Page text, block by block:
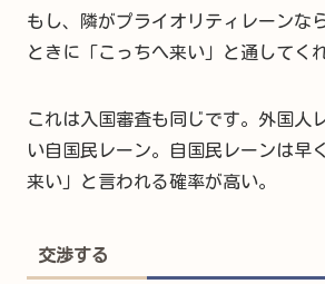
もし、隣がプライオリティレーンな
ときに「こっちへ来い」と通してく
これは入国審査も同じです。外国人
い自国民レーン。自国民レーンは早
来い」と言われる確率が高い。
交渉する